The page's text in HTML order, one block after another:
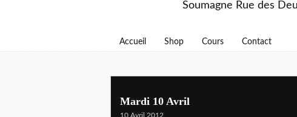
Soumagne Rue des
Accueil Shop Cours Contact
Mardi 10 Avril
10 Avril 2012